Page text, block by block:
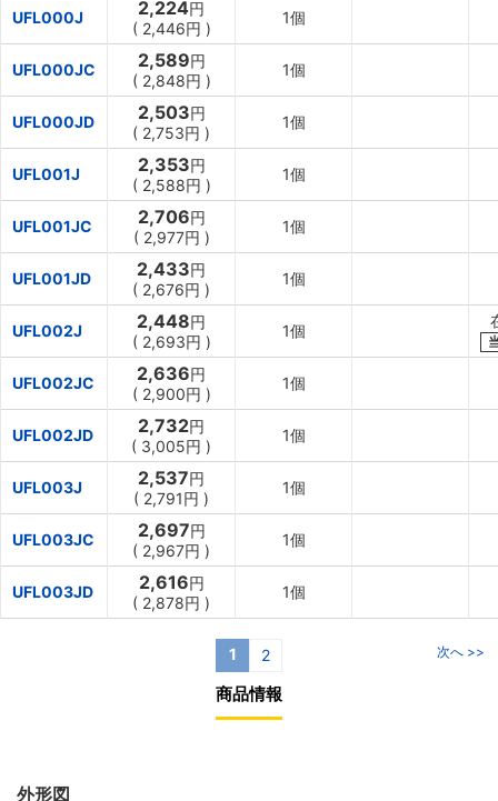
UFL000J 2,224円
( 2,446円 )
1個
UFL000JC 2,589円
( 2,848円 )
1個
UFL000JD 2,503円
( 2,753円 )
1個
UFL001J 2,353円
( 2,588円 )
1個
UFL001JC 2,706円
( 2,977円 )
1個
UFL001JD 2,433円
( 2,676円 )
1個
UFL002J 2,448円
( 2,693円 )
1個
UFL002JC 2,636円
( 2,900円 )
1個
UFL002JD 2,732円
( 3,005円 )
1個
UFL003J 2,537円
( 2,791円 )
1個
UFL003JC 2,697円
( 2,967円 )
1個
UFL003JD 2,616円
( 2,878円 )
1個
1 2 次へ >>
商品情報
外形図